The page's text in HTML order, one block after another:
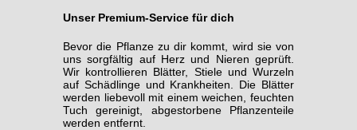
Unser Premium-Service für dich
Bevor die Pflanze zu dir kommt, wird sie von
uns sorgfältig auf Herz und Nieren geprüft.
Wir kontrollieren Blätter, Stiele und Wurzeln
auf Schädlinge und Krankheiten. Die Blätter
werden liebevoll mit einem weichen, feuchten
Tuch gereinigt, abgestorbene Pflanzenteile
werden entfernt.